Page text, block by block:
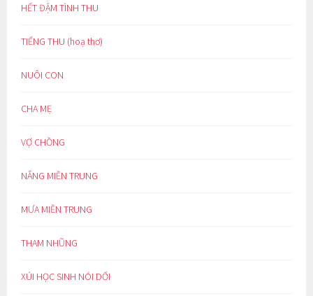
HẾT ĐẬM TÌNH THU
TIẾNG THU (hoạ thơ)
NUÔI CON
CHA MẸ
VỢ CHỒNG
NẮNG MIỀN TRUNG
MƯA MIỀN TRUNG
THAM NHŨNG
XÚI HỌC SINH NÓI DỐI